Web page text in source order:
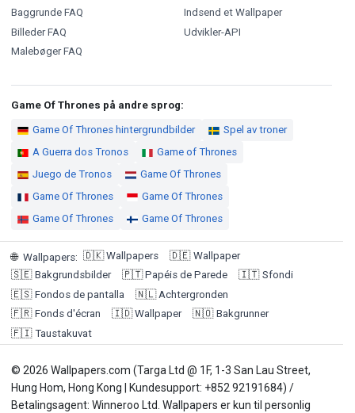
Baggrunde FAQ
Billeder FAQ
Malebøger FAQ
Indsend et Wallpaper
Udvikler-API
Game Of Thrones på andre sprog:
Game Of Thrones hintergrundbilder
Spel av troner
A Guerra dos Tronos
Game of Thrones
Juego de Tronos
Game Of Thrones
Game Of Thrones
Game Of Thrones
Game Of Thrones
Game Of Thrones
🌐 Wallpapers: 🇩🇰 Wallpapers 🇩🇪 Wallpaper
🇸🇪 Bakgrundsbilder 🇵🇹 Papéis de Parede 🇮🇹 Sfondi
🇪🇸 Fondos de pantalla 🇳🇱 Achtergronden
🇫🇷 Fonds d'écran 🇮🇩 Wallpaper 🇳🇴 Bakgrunner
🇫🇮 Taustakuvat
© 2026 Wallpapers.com (Targa Ltd @ 1F, 1-3 San Lau Street,
Hung Hom, Hong Kong | Kundesupport: +852 92191684) /
Betalingsagent: Winneroo Ltd. Wallpapers er kun til personlig